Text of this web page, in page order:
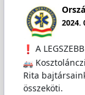
2024.
A
Rita
összeköti.